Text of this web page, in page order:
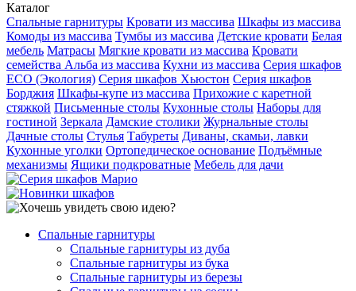
Каталог
Спальные гарнитуры Кровати из массива Шкафы из массива
Комоды из массива Тумбы из массива Детские кровати Белая
мебель Матрасы Мягкие кровати из массива Кровати
семейства Альба из массива Кухни из массива Серия шкафов
ECO (Экология) Серия шкафов Хьюстон Серия шкафов
Борджия Шкафы-купе из массива Прихожие с каретной
стяжкой Письменные столы Кухонные столы Наборы для
гостиной Зеркала Дамские столики Журнальные столы
Дачные столы Стулья Табуреты Диваны, скамьи, лавки
Кухонные уголки Ортопедическое основание Подъёмные
механизмы Ящики подкроватные Мебель для дачи
Спальные гарнитуры
Спальные гарнитуры из дуба
Спальные гарнитуры из бука
Спальные гарнитуры из березы